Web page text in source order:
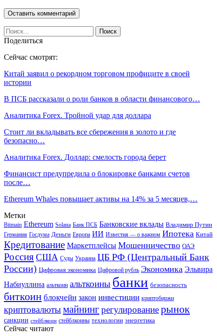
Поделиться
Сейчас смотрят:
Китай заявил о рекордном торговом профиците в своей
истории
В ПСБ рассказали о роли банков в области финансового…
Аналитика Forex. Тройной удар для доллара
Стоит ли вкладывать все сбережения в золото и где
безопасно…
Аналитика Forex. Доллар: смелость города берет
Финансист предупредила о блокировке банками счетов
после…
Ethereum Whales повышает активы на 14% за 5 месяцев,…
Метки
Bitmain Ethereum Solana Банк ПСБ Банковские вклады Владимир Путин
Германия Госдума Деньги Европа ИИ Известия — о важном Ипотека Китай
Кредитование Маркетплейсы Мошенничество ОАЭ
РоссияСША Суды Украина ЦБ РФ (Центральный Банк
России) Цифровая экономика Цифровой рубль Экономика Эльвира
Набиуллина альткоин альткоины банки безопасность
биткоин блокчейн закон инвестиции криптобиржи
криптовалютымайнинг регулированиерынок
санкции стейблкоин стейблкоины технологии энергетика
Сейчас читают